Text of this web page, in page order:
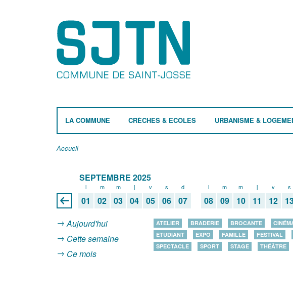
LA COMMUNE CRÈCHES & ECOLES URBANISME &
Accueil
SEPTEMBRE 2025
l
01
m
02
m
03
j
04
v
05
s
06
d
07
l
08
m
09
m
10
j
11
v
12
s
Aujourd'hui
Cette semaine
Ce mois
ATELIER BRADERIE BROCANTE
ETUDIANT
EXPO FAMILLE FESTIVAL
SPECTACLE
SPORT STAGE THÉÂTRE